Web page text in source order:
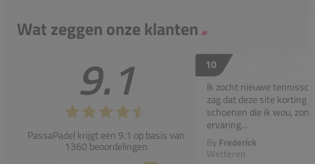
Wat zeggen onze klanten
9.1
PassaPadel krijgt een 9.1 op basis van
1360 beoordelingen
10
Ik zocht nieuwe
zag dat deze site korting
schoenen die ik wou,
ervaring...
By Frederick
Wetteren